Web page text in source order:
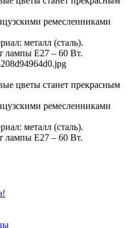
ремесленниками
металл (сталь).
лампы E27 – 60 Вт.
цветы станет прекрасным
ремесленниками
металл (сталь).
лампы E27 – 60 Вт.